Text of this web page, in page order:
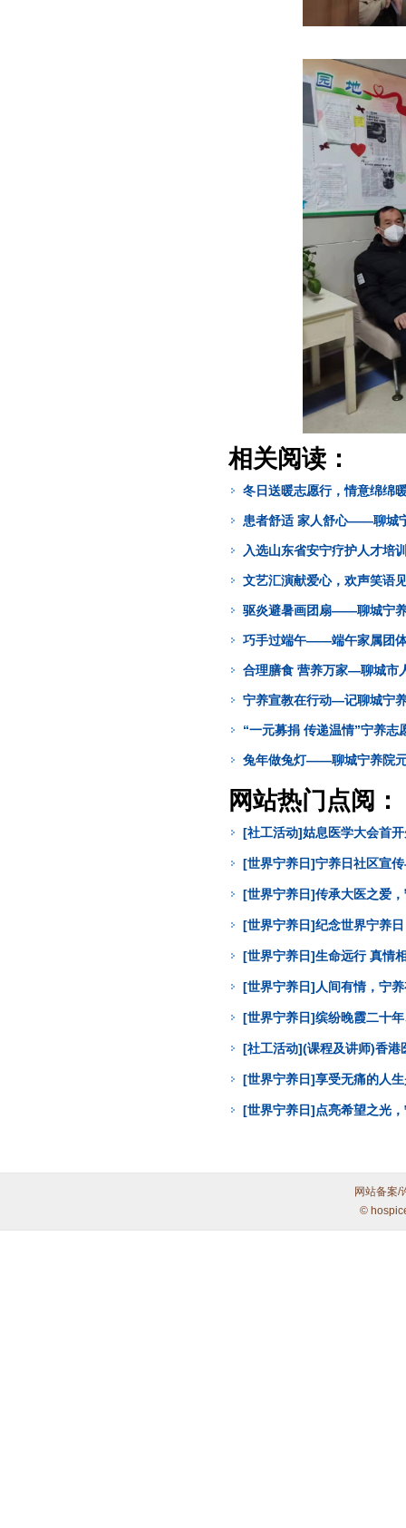
相关阅读：
冬日送暖志愿行，情意绵绵
患者舒适 家人舒心——聊城
入选山东省安宁疗护人才培
文艺汇演献爱心，欢声笑语
驱炎避暑画团扇——聊城宁
巧手过端午——端午家属团
合理膳食 营养万家—聊城市
宁养宣教在行动—记聊城宁
“一元募捐 传递温情”宁养志
兔年做兔灯——聊城宁养院
网站热门点阅：
[社工活动]姑息医学大会首
[世界宁养日]宁养日社区宣
[世界宁养日]传承大医之爱
[世界宁养日]纪念世界宁养
[世界宁养日]生命远行 真情
[世界宁养日]人间有情，宁
[世界宁养日]缤纷晚霞二十
[社工活动](课程及讲师)香
[世界宁养日]享受无痛的人
[世界宁养日]点亮希望之光
网站备案/
©